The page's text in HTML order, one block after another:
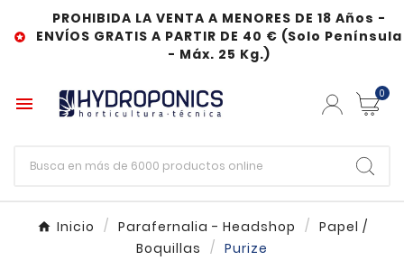

PROHIBIDA LA VENTA A MENORES DE 18 Años -
ENVÍOS GRATIS A PARTIR DE 40 € (Solo Península
- Máx. 25 Kg.)
 0
Inicio Parafernalia - Headshop
Papel /
Boquillas
Purize